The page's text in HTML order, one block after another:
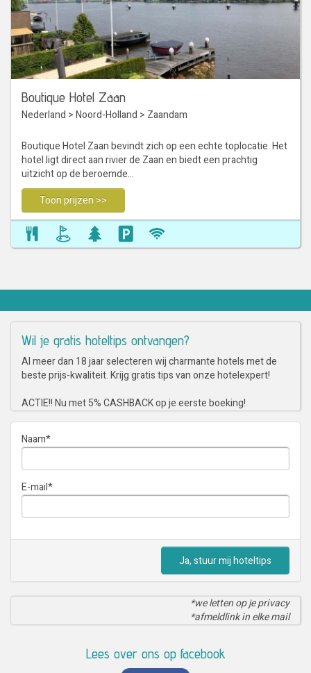
Boutique Hotel Zaan
Nederland >Noord-Holland > Zaandam
Boutique Hotel Zaan bevindt zich op een echte toplocatie. Het
hotel ligt direct aan rivier de Zaan en biedt een prachtig
uitzicht op de beroemde…
Toon prijzen >>
Wil je gratis hoteltips ontvangen?
Al meer dan 18 jaar selecteren wij charmante hotels met de
beste prijs-kwaliteit. Krijg gratis tips van onze hotelexpert!
ACTIE!! Nu met 5% CASHBACK op je eerste boeking!
Naam*
E-mail*
Ja, stuur mij hoteltips
*we letten op je privacy
*afmeldlink in elke mail
Lees over ons op facebook